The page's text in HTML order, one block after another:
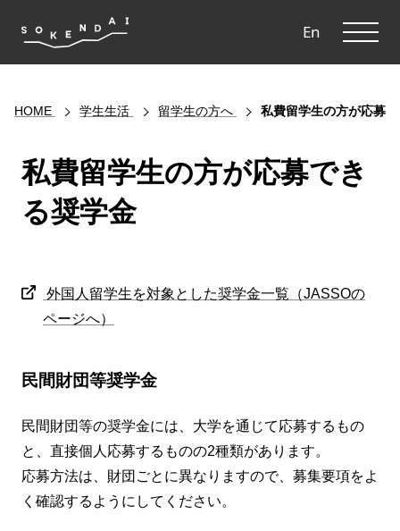
En
HOME 学生生活 留学生の方へ 私費留学生の方が応募
私費留学生の方が応募でき
る奨学金
外国人留学生を対象とした奨学金一覧（JASSOの
ページへ）
民間財団等奨学金
民間財団等の奨学金には、大学を通じて応募するもの
と、直接個人応募するものの2種類があります。
応募方法は、財団ごとに異なりますので、募集要項をよ
く確認するようにしてください。